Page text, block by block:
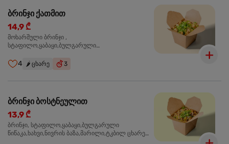
ბრინჯი ქათმით
14,9 ₾
მოხარშული ბრინჯი ,
სტაფილო,ყაბაყი,ბულგარული
ტკბილ ცხარე სოუსი,მწვანე ხახვი,სეზამის
მარცვლის ნაზავი,მზესუმზირის ზეთი,ბარდა
4 🌶️ ცხარე 3
ბრინჯი ბოსტნეულით
13,9 ₾
ბრინჯი, სტაფილო,ყაბაყი,ბულგარული
წიწაკა,ხახვი,ნივრის ბაზა,მარილი,ტკბილ ცხარე